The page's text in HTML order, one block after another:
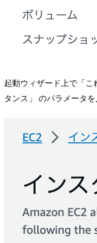
起動ウィザード上で「
タンス」 のパラメータを